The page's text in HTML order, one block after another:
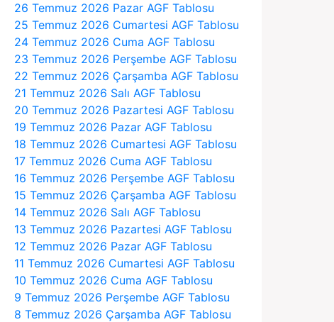
26 Temmuz 2026 Pazar AGF Tablosu
25 Temmuz 2026 Cumartesi AGF Tablosu
24 Temmuz 2026 Cuma AGF Tablosu
23 Temmuz 2026 Perşembe AGF Tablosu
22 Temmuz 2026 Çarşamba AGF Tablosu
21 Temmuz 2026 Salı AGF Tablosu
20 Temmuz 2026 Pazartesi AGF Tablosu
19 Temmuz 2026 Pazar AGF Tablosu
18 Temmuz 2026 Cumartesi AGF Tablosu
17 Temmuz 2026 Cuma AGF Tablosu
16 Temmuz 2026 Perşembe AGF Tablosu
15 Temmuz 2026 Çarşamba AGF Tablosu
14 Temmuz 2026 Salı AGF Tablosu
13 Temmuz 2026 Pazartesi AGF Tablosu
12 Temmuz 2026 Pazar AGF Tablosu
11 Temmuz 2026 Cumartesi AGF Tablosu
10 Temmuz 2026 Cuma AGF Tablosu
9 Temmuz 2026 Perşembe AGF Tablosu
8 Temmuz 2026 Çarşamba AGF Tablosu